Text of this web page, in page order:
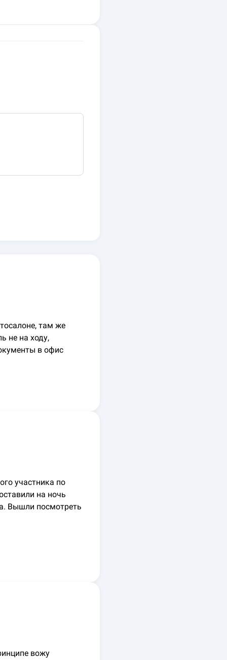
там же
не на ходу,
в офис
участника по
на ночь
Вышли посмотреть
вожу